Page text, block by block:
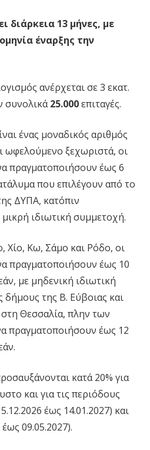
διάρκεια 13 μήνες, με
έναρξης την
ανέρχεται σε 3 εκατ.
συνολικά25.000επιταγές.
ένας μοναδικός αριθμός
ωφελούμενο ξεχωριστά, οι
πραγματοποιήσουν έως 6
που επιλέγουν από το
ΔΥΠΑ, κατόπιν
ιδιωτική συμμετοχή.
Χίο, Κω, Σάμο και Ρόδο, οι
πραγματοποιήσουν έως 10
με μηδενική ιδιωτική
της Β. Εύβοιας και
Θεσσαλία, πλην των
πραγματοποιήσουν έως 12
κατά 20% για
και για τις περιόδους
έως 14.01.2027) και
09.05.2027).